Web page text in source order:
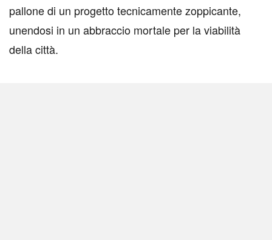
pallone di un progetto tecnicamente zoppicante,
unendosi in un abbraccio mortale per la viabilità
della città.